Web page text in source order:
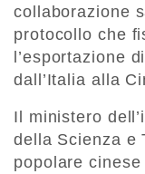
collaborazione
protocollo che
l’esportazione
dall’Italia alla
Il ministero
della Scienza e
popolare